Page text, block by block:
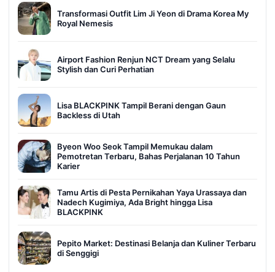
Transformasi Outfit Lim Ji Yeon di Drama Korea My
Royal Nemesis
Airport Fashion Renjun NCT Dream yang Selalu
Stylish dan Curi Perhatian
Lisa BLACKPINK Tampil Berani dengan Gaun
Backless di Utah
Byeon Woo Seok Tampil Memukau dalam
Pemotretan Terbaru, Bahas Perjalanan 10 Tahun
Karier
Tamu Artis di Pesta Pernikahan Yaya Urassaya dan
Nadech Kugimiya, Ada Bright hingga Lisa
BLACKPINK
Pepito Market: Destinasi Belanja dan Kuliner Terbaru
di Senggigi